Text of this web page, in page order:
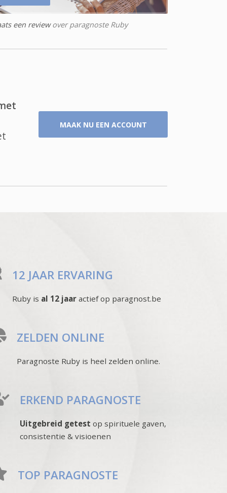
een reviewover paragnoste Ruby
MAAK NU EEN ACCOUNT
12 JAAR ERVARING
Ruby is al 12 jaar actief op paragnost.be
ZELDEN ONLINE
Paragnoste Ruby is heel zelden online.
ERKEND PARAGNOSTE
Uitgebreid getest op spirituele gaven,
consistentie & visioenen
TOP PARAGNOSTE